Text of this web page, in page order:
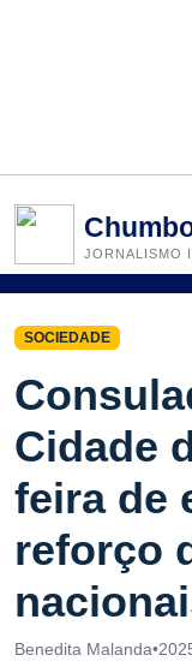
JORNALISMO
SOCIEDADE
Cidade
feira de
reforço
Benedita Malanda•